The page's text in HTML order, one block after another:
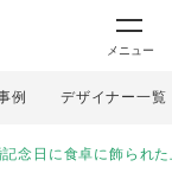
メニュー
例 デザイナー一覧
記念日に食卓に飾られ